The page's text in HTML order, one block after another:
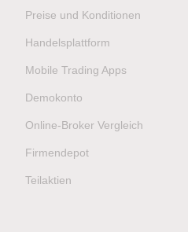
Preise und Konditionen
Handelsplattform
Mobile Trading Apps
Demokonto
Online-Broker Vergleich
Firmendepot
Teilaktien